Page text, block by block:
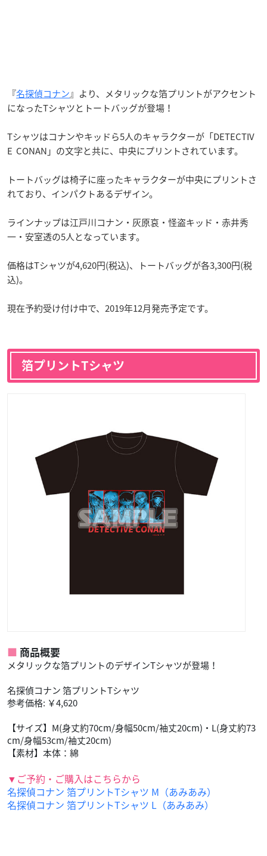
『名探偵コナン』より、メタリックな箔プリントがアクセント
になったTシャツとトートバッグが登場！
Tシャツはコナンやキッドら5人のキャラクターが「DETECTIV
E CONAN」の文字と共に、中央にプリントされています。
トートバッグは椅子に座ったキャラクターが中央にプリントさ
れており、インパクトあるデザイン。
ラインナップは江戸川コナン・灰原哀・怪盗キッド・赤井秀
一・安室透の5人となっています。
価格はTシャツが4,620円(税込)、トートバッグが各3,300円(税
込)。
現在予約受け付け中で、2019年12月発売予定です。
箔プリントTシャツ
商品概要
メタリックな箔プリントのデザインTシャツが登場！
名探偵コナン 箔プリントTシャツ
参考価格: ￥4,620
【サイズ】M(身丈約70cm/身幅50cm/袖丈20cm)・L(身丈約73
cm/身幅53cm/袖丈20cm)
【素材】本体：綿
▼ご予約・ご購入はこちらから
名探偵コナン 箔プリントTシャツ M（あみあみ）
名探偵コナン 箔プリントTシャツ L（あみあみ）